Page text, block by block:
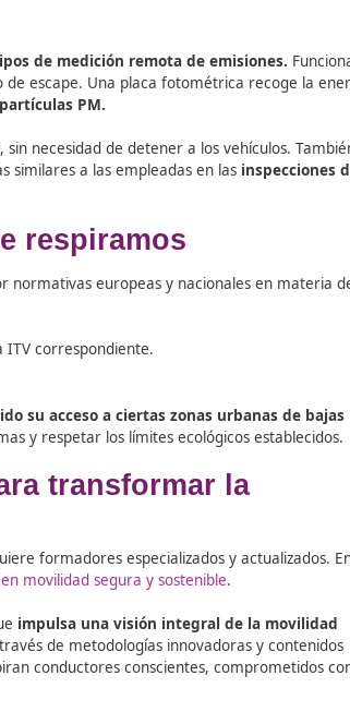
la normativa vigente, los límites
del medio
controlanla velocidad, sino losniveles
de gases y partículas contaminantes en
(RSD) o equipos de medición remota
del tubo de escape. Una placa
y partículas PM.
segundo, sin necesidad de detener a
con sondas similares a las empleadas
que respiramos
por normativas europeas y
no pasar la ITV correspondiente.
emisiones.